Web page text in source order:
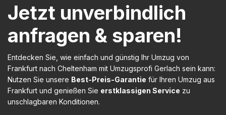
Jetzt unverbindlich
anfragen & sparen!
Entdecken Sie, wie einfach und günstig Ihr Umzug von
Frankfurt nach Cheltenham mit Umzugsprofi Gerlach sein kann:
Nutzen Sie unsere Best-Preis-Garantie für Ihren Umzug aus
Frankfurt und genießen Sie erstklassigen Service zu
unschlagbaren Konditionen.